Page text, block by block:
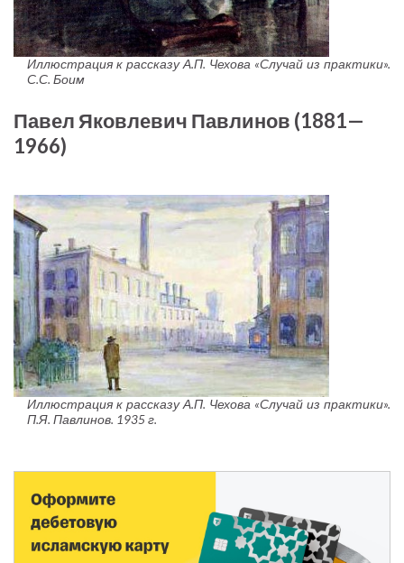
Иллюстрация к рассказу А.П. Чехова «Случай из практики».
С.С. Боим
Павел Яковлевич Павлинов (1881—
1966)
Иллюстрация к рассказу А.П. Чехова «Случай из практики».
П.Я. Павлинов. 1935 г.